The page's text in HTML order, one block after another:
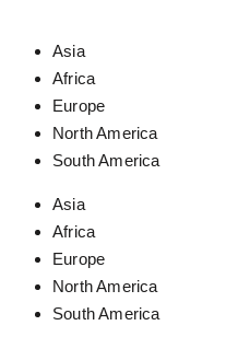
Asia
Africa
Europe
North America
South America
Asia
Africa
Europe
North America
South America